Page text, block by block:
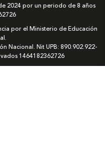
2024 por un periodo de 8 años
por el Ministerio de Educación
Nacional. Nit UPB: 890.902.922-
1464182362726